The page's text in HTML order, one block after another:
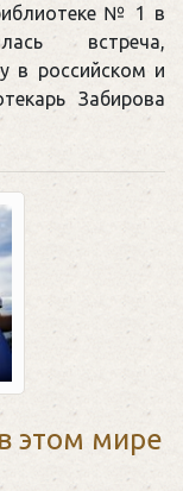
№ 1 в
встреча,
в российском и
Забирова
этом мире